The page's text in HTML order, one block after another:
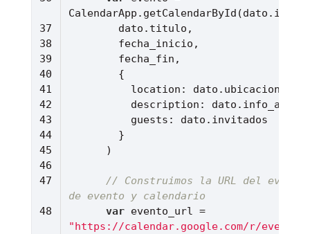
location
description
guests
// Construimos la URL del
de evento y calendario
var
"https://calendar.google.com/r/